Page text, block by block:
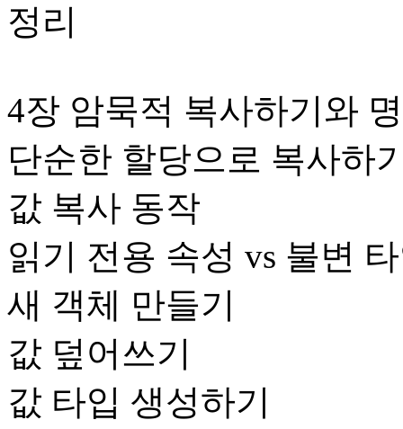
정리
4장 암묵적 복사하기와
단순한 할당으로 복사하
값 복사 동작
읽기 전용 속성 vs 불변
새 객체 만들기
값 덮어쓰기
값 타입 생성하기